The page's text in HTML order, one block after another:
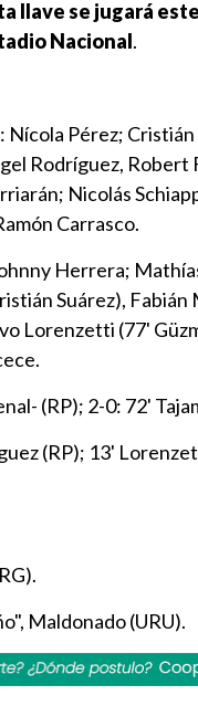
llave se jugará
Nacional.
: Nícola Pérez;
Rodríguez,
Nicolás
Carrasco.
Herrera;
Suárez),
Lorenzetti (77'
(RP); 2-0: 72'
(RP); 13'
Maldonado (URU).